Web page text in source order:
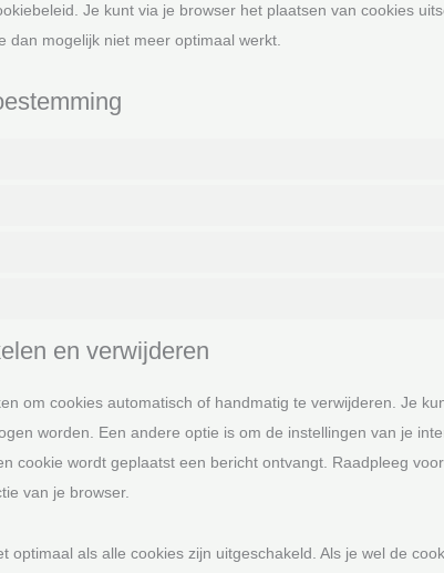
Je kunt via je browser het plaatsen van cookies
dan mogelijk niet meer optimaal werkt.
en verwijderen
om cookies automatisch of handmatig te verwijderen. Je
worden. Een andere optie is om de instellingen van je
cookie wordt geplaatst een bericht ontvangt. Raadpleeg
van je browser.
optimaal als alle cookies zijn uitgeschakeld. Als je wel de